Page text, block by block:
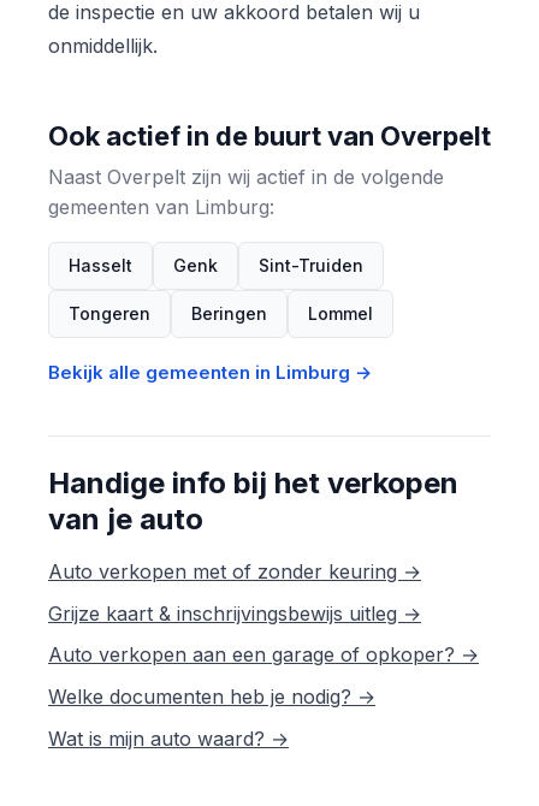
de inspectie en uw akkoord betalen wij u
onmiddellijk.
Ook actief in de buurt van Overpelt
Naast Overpelt zijn wij actief in de volgende
gemeenten van Limburg:
Hasselt Genk Sint-Truiden
Tongeren Beringen Lommel
Bekijk alle gemeenten in Limburg →
Handige info bij het verkopen
van je auto
Auto verkopen met of zonder keuring →
Grijze kaart & inschrijvingsbewijs uitleg →
Auto verkopen aan een garage of opkoper? →
Welke documenten heb je nodig? →
Wat is mijn auto waard? →